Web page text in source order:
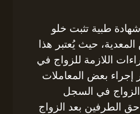
طبية تثبت خلو
حيث يُعتبر هذا
اللازمة للزواج في
إجراء بعض المعاملات
في السجل
الطرفين بعد الزواج